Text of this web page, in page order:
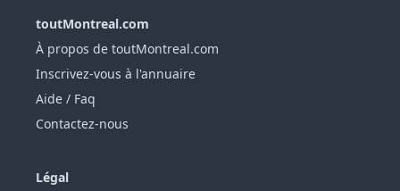
toutMontreal.com
À propos de toutMontreal.com
Inscrivez-vous à l'annuaire
Aide / Faq
Contactez-nous
Légal